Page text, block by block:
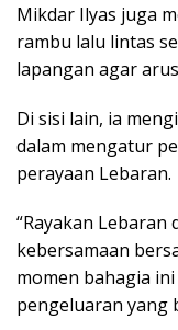
Mikdar Ilyas juga
rambu lalu lintas
lapangan agar
Di sisi lain, ia
dalam mengatur
perayaan Lebaran.
“Rayakan
kebersamaan
momen bahagia
pengeluaran yang